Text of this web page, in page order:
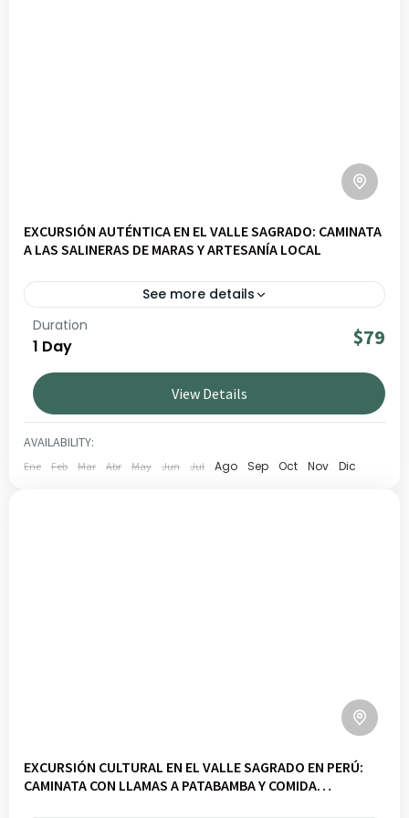
EXCURSIÓN AUTÉNTICA EN EL VALLE SAGRADO: CAMINATA
A LAS SALINERAS DE MARAS Y ARTESANÍA LOCAL
See more details
Descubre Valle Slow – Maras | Tradiciones, naturaleza y
saber hacer en un viaje por paisajes andinos, cultura
viva y comunidades locales. Ideal para viajeros que
buscan experiencias auténticas y responsables en Perú.
CUSCO
BAJO
1 PERSON
Duration
1 Day $79
View Details
AVAILABILITY:
Ene Feb Mar Abr May Jun Jul Ago Sep Oct Nov Dic
EXCURSIÓN CULTURAL EN EL VALLE SAGRADO EN PERÚ:
CAMINATA CON LLAMAS A PATABAMBA Y COMIDA